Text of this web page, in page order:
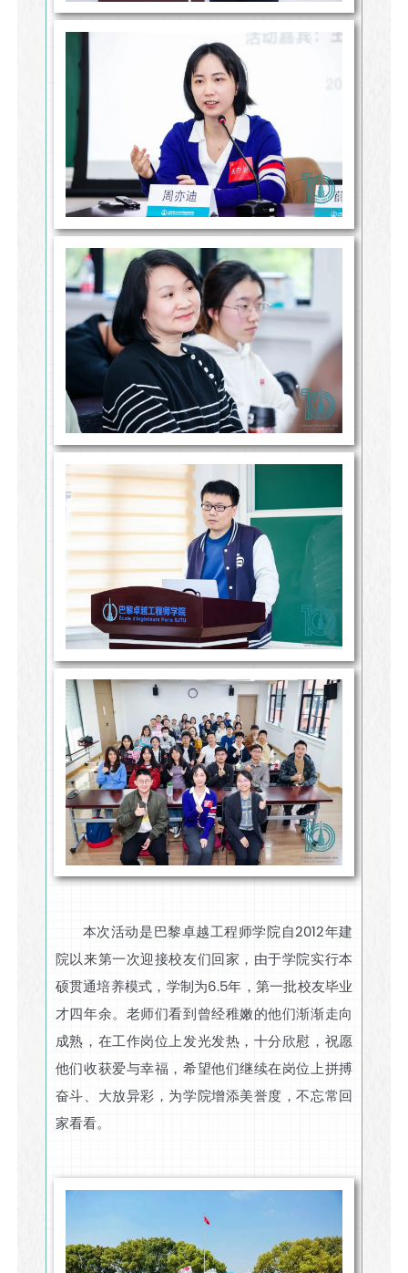
本次活动是巴黎卓越工程师学院自2012年建
院以来第一次迎接校友们回家，由于学院实行本
硕贯通培养模式，学制为6.5年，第一批校友毕业
才四年余。老师们看到曾经稚嫩的他们渐渐走向
成熟，在工作岗位上发光发热，十分欣慰，祝愿
他们收获爱与幸福，希望他们继续在岗位上拼搏
奋斗、大放异彩，为学院增添美誉度，不忘常回
家看看。